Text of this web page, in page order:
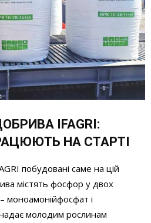
IFAGRI:
НА СТАРТІ
побудовані саме на цій
містять фосфор у двох
моноамонійфосфат і
молодим рослинам